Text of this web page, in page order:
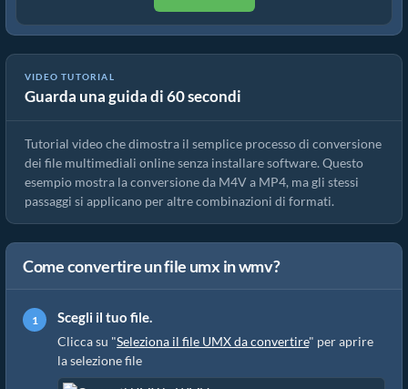
VIDEO TUTORIAL
Guarda una guida di 60 secondi
Come convertire file multimediali
Tutorial video che dimostra il semplice processo di conversione
dei file multimediali online senza installare software. Questo
esempio mostra la conversione da M4V a MP4, ma gli stessi
passaggi si applicano per altre combinazioni di formati.
Come convertire un file umx in wmv?
Scegli il tuo file.
Clicca su "Seleziona il file UMX da convertire" per aprire
la selezione file